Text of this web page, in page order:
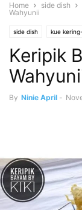
Home side dish
Wahyunii
side dish kue
Keripik
By Ninie April -